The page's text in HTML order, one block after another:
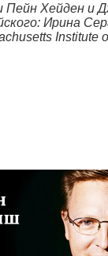
Хейден и
Ирина
Institute